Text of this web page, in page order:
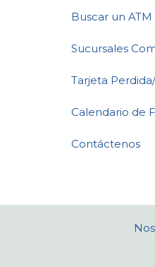
Buscar un ATM
Sucursales
Tarjeta
Calendario de
Contáctenos